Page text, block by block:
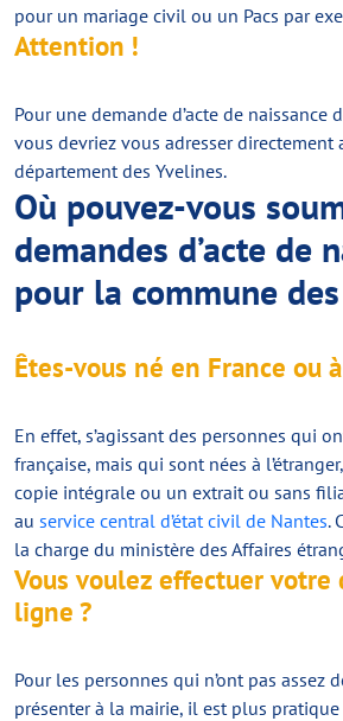
pour un mariage civil ou un Pacs par
Attention !
Pour une demande d’acte de naissance
vous devriez vous adresser directement
département des Yvelines.
Où pouvez-vous
demandes d’acte de
pour la commune
Êtes-vous né en France ou
En effet, s’agissant des personnes qui
française, mais qui sont nées à
copie intégrale ou un extrait ou sans
au service central d’état civil de Nantes.
la charge du ministère des Affaires
Vous voulez effectuer votre
ligne ?
Pour les personnes qui n’ont pas assez
présenter à la mairie, il est plus